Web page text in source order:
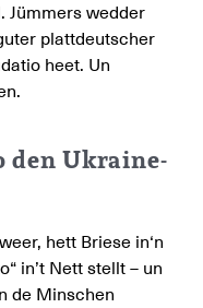
Jümmers wedder
plattdeutscher
heet. Un
den Ukraine-
hett Briese in‘n
in’t Nett stellt – un
de Minschen